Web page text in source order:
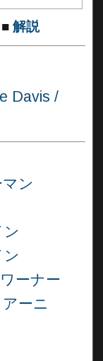
解説
Davis /
ン
ーナー
ーニ